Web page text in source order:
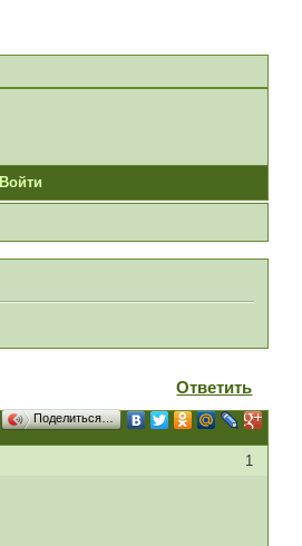
Войти
Поделиться…
Ответить
1